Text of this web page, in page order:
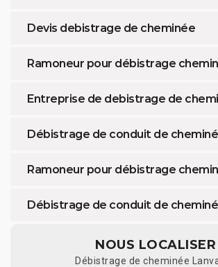
Devis debistrage de cheminée
Ramoneur pour débistrage
Entreprise de debistrage de
Débistrage de conduit de
Ramoneur pour débistrage
Débistrage de conduit de
NOUS LOCALISER
Débistrage de cheminée